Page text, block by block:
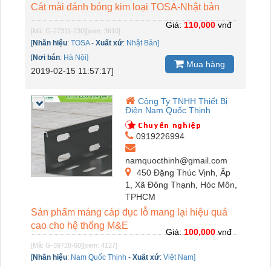
Cát mài đánh bóng kim loại TOSA-Nhật bản
[Mã: G-27311-230][xem: 3610]
[Nhãn hiệu: TOSA- Xuất xứ: Nhật Bản]
[Nơi bán: Hà Nội]
2019-02-15 11:57:17]
Giá: 110,000 vnđ
Mua hàng
Công Ty TNHH Thiết Bị
Điện Nam Quốc Thịnh
0919226994
namquocthinh@gmail.com
450 Đặng Thúc Vịnh, Ấp
1, Xã Đông Thạnh, Hóc Môn,
TPHCM
Sản phẩm máng cáp đục lỗ mang lại hiệu quả
cao cho hệ thống M&E
[Mã: G-39728-60][xem: 4127]
[Nhãn hiệu: Nam Quốc Thịnh - Xuất xứ: Việt Nam]
Giá:100,000vnđ